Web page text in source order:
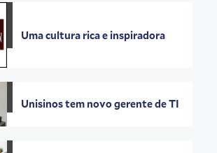
Uma cultura rica e inspiradora
Unisinos tem novo gerente de TI